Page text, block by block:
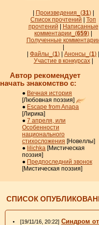
Произведения_ (31)
Список прочтений
Топ
прочтений
Написанные
комментарии_ (659)
Полученные
Файлы_ (1) Анонсы_ (1)
Участие в конкурсах|
Автор рекомендует
начать знакомство с:
● Вечная история
[Любовная поэзия]
● Escape from Anapa
[Лирика]
● 7 апреля, или
Особенности
национального
стихосложения [Новеллы]
● lilichka [Мистическая
поэзия]
● Предпоследний звонок
[Мистическая поэзия]
СПИСОК
• [19/11/16, 20:22] Синдром